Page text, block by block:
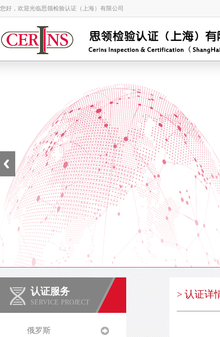
您好，欢迎光临思领检验认证（上海）有限公司
认证服务
SERVICE PROJECT
俄罗斯
> 认证详